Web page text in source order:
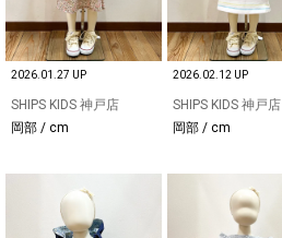
2026.01.27 UP
SHIPS KIDS 神戸店
岡部 / cm
2026.02.12 UP
SHIPS KIDS 神戸店
岡部 / cm